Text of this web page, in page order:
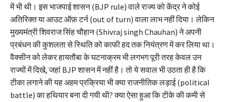
में भी थी। इस भाजपाई शासन (BJP rule) वाले राज्य को केंद्र ने कोई
अतिरिक्त या आउट ऑफ़ टर्न (out of turn) वाला लाभ नहीं दिया। लेकिन
मुख्यमंत्री शिवराज सिंह चौहान (Shivraj singh Chauhan) ने अपनी
प्रबंधन की कुशलता से स्थिति को काफी हद तक नियंत्रण में कर लिया था।
वैक्सीन को लेकर हायतौबा के घटनाक्रम भी लगभग पूरी तरह केवल उन
राज्यों में दिखे, जहां BJP शासन में नहीं है। तो ये सवाल भी उठता ही है कि
टीका लगाने की यह अहम प्रक्रिया भी क्या राजनीतिक लड़ाई (political
battle) का हथियार बना दी गयी थी? क्या ऐसा हुआ कि टीके की कमी से